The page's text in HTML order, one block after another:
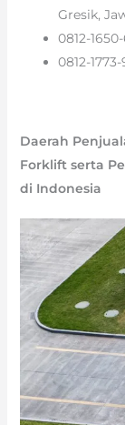
Gresik,
0812-
0812-
Daerah
Forklift serta
di Indonesia